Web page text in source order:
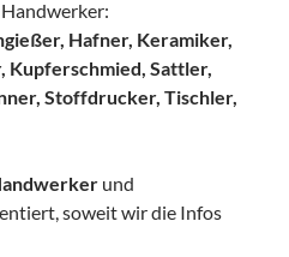
Hafner, Keramiker,
Sattler,
Stoffdrucker, Tischler,
und
soweit wir die Infos